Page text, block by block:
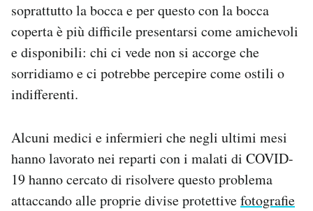
soprattutto la bocca e per questo con la bocca
coperta è più difficile presentarsi come amichevoli
e disponibili: chi ci vede non si accorge che
sorridiamo e ci potrebbe percepire come ostili o
indifferenti.
Alcuni medici e infermieri che negli ultimi mesi
hanno lavorato nei reparti con i malati di COVID-
19 hanno cercato di risolvere questo problema
attaccando alle proprie divise protettivefotografie